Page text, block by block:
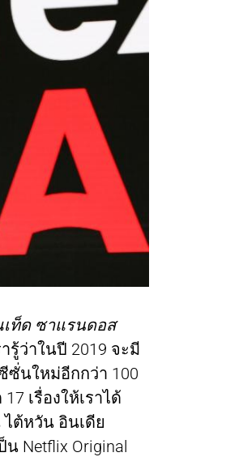
ท็ด ซาแรนดอส
รู้ว่าในปี 2019 จะมี
ซั่นใหม่อีกกว่า 100
เรื่องให้เราได้
ต้หวัน อินเดีย
Netflix Original